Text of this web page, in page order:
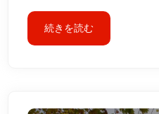
続きを読む